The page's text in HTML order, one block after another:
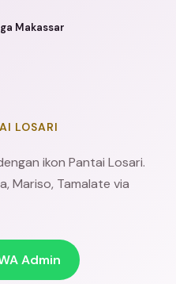
Makassar
LOSARI
ikon Pantai Losari.
Mariso, Tamalate via
Admin